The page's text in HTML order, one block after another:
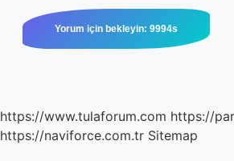
https://www.tulaforum.com https://
https://naviforce.com.tr Sitemap